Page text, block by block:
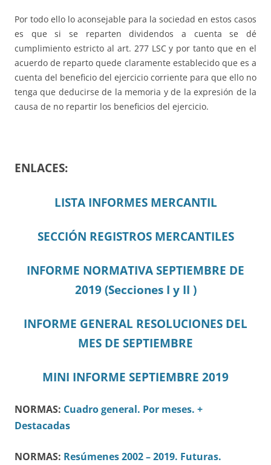
Por todo ello lo aconsejable para la sociedad en estos casos
es que si se reparten dividendos a cuenta se dé
cumplimiento estricto al art. 277 LSC y por tanto que en el
acuerdo de reparto quede claramente establecido que es a
cuenta del beneficio del ejercicio corriente para que ello no
tenga que deducirse de la memoria y de la expresión de la
causa de no repartir los beneficios del ejercicio.
ENLACES:
LISTA INFORMES MERCANTIL
SECCIÓN REGISTROS MERCANTILES
INFORME NORMATIVA SEPTIEMBRE DE
2019 (Secciones I y II )
INFORME GENERAL RESOLUCIONES DEL
MES DE SEPTIEMBRE
MINI INFORME SEPTIEMBRE 2019
NORMAS: Cuadro general. Por meses. +
Destacadas
NORMAS: Resúmenes 2002 – 2019. Futuras.